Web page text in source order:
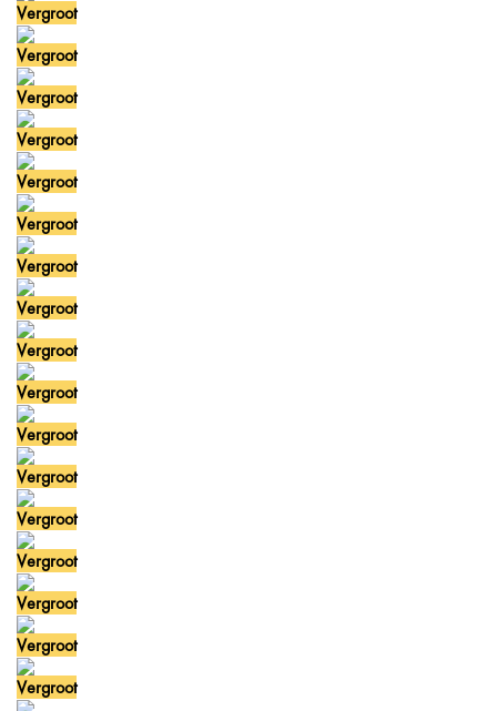
Vergroot
Vergroot
Vergroot
Vergroot
Vergroot
Vergroot
Vergroot
Vergroot
Vergroot
Vergroot
Vergroot
Vergroot
Vergroot
Vergroot
Vergroot
Vergroot
Vergroot